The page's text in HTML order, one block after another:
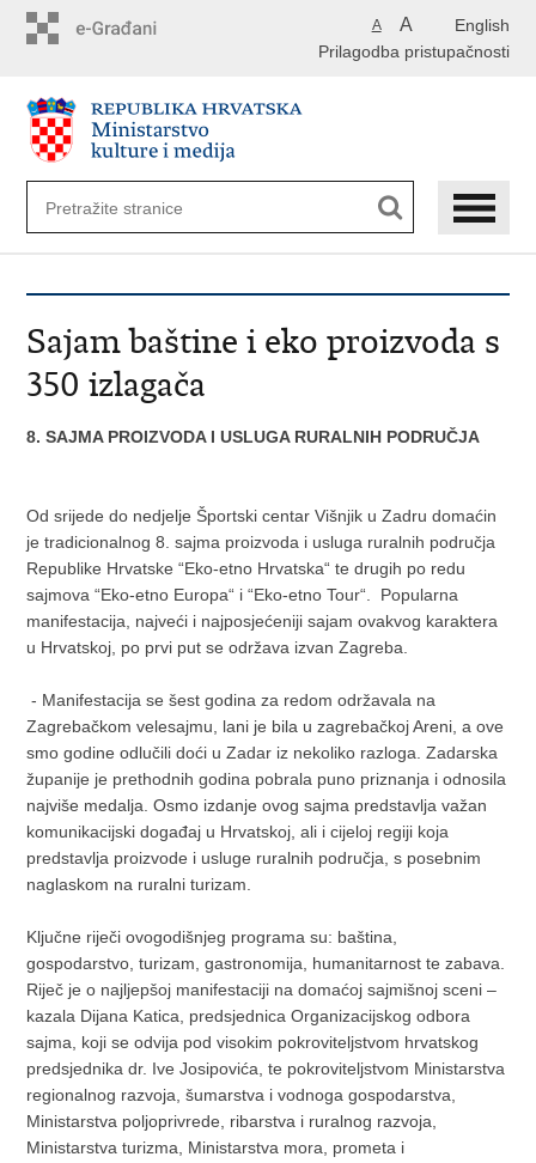
English
A A
Prilagodba pristupačnosti
Sajam baštine i eko proizvoda s
350 izlagača
8. SAJMA PROIZVODA I USLUGA RURALNIH PODRUČJA
Od srijede do nedjelje Športski centar Višnjik u Zadru domaćin
je tradicionalnog 8. sajma proizvoda i usluga ruralnih područja
Republike Hrvatske “Eko-etno Hrvatska“ te drugih po redu
sajmova “Eko-etno Europa“ i “Eko-etno Tour“. Popularna
manifestacija, najveći i najposjećeniji sajam ovakvog karaktera
u Hrvatskoj, po prvi put se održava izvan Zagreba.
- Manifestacija se šest godina za redom održavala na
Zagrebačkom velesajmu, lani je bila u zagrebačkoj Areni, a ove
smo godine odlučili doći u Zadar iz nekoliko razloga. Zadarska
županije je prethodnih godina pobrala puno priznanja i odnosila
najviše medalja. Osmo izdanje ovog sajma predstavlja važan
komunikacijski događaj u Hrvatskoj, ali i cijeloj regiji koja
predstavlja proizvode i usluge ruralnih područja, s posebnim
naglaskom na ruralni turizam.
Ključne riječi ovogodišnjeg programa su: baština,
gospodarstvo, turizam, gastronomija, humanitarnost te zabava.
Riječ je o najljepšoj manifestaciji na domaćoj sajmišnoj sceni –
kazala Dijana Katica, predsjednica Organizacijskog odbora
sajma, koji se odvija pod visokim pokroviteljstvom hrvatskog
predsjednika dr. Ive Josipovića, te pokroviteljstvom Ministarstva
regionalnog razvoja, šumarstva i vodnoga gospodarstva,
Ministarstva poljoprivrede, ribarstva i ruralnog razvoja,
Ministarstva turizma, Ministarstva mora, prometa i